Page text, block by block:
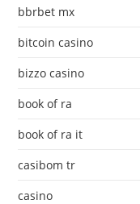
bbrbet mx
bitcoin casino
bizzo casino
book of ra
book of ra it
casibom tr
casino